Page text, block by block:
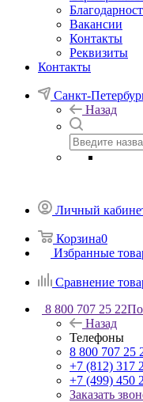
Вакансии
Контакты
Реквизиты
Контакты
Санкт-
Назад
Личный
Корзина0
Избранные
Сравнение
8 800 707 25 22По
Назад
Телефоны
8 800 707 25
+7 (812) 317
+7 (499) 450
Заказать